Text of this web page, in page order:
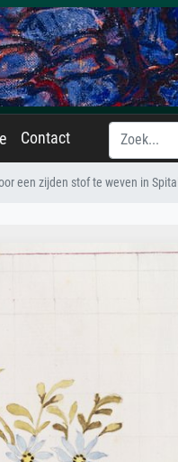
Contact
een zijden stof te weven in